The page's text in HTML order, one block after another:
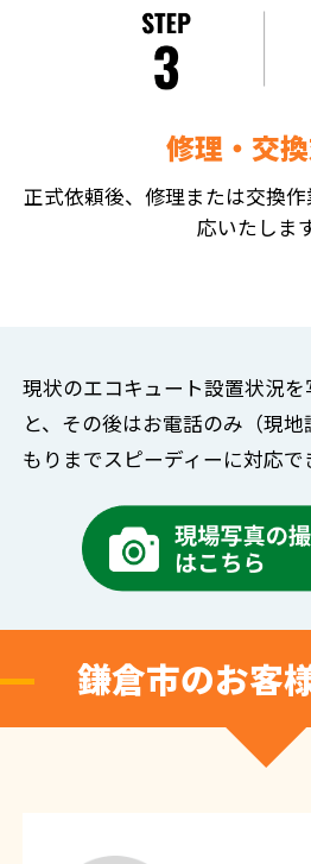
修理・交
正式依頼後、修理または交換
応いたします
現状のエコキュート設置状況
と、 その後はお電話のみ（現地
もりまでスピーディーに対応で
鎌倉市のお客